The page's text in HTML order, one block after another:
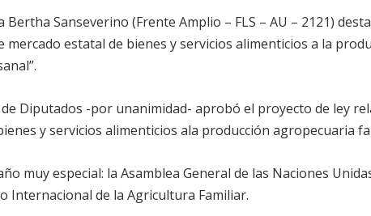
Bertha Sanseverino (Frente Amplio – FLS – AU – 2121)
mercado estatal de bienes y servicios alimenticios a la
de Diputados -por unanimidad- aprobó el proyecto de ley
y servicios alimenticios ala producción agropecuaria
muy especial: la Asamblea General de las Naciones
Internacional de la Agricultura Familiar.